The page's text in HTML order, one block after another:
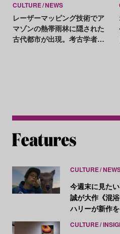
CULTURE NEWS
レーザーマッピング技術でア
マゾンの熱帯雨林に隠された
古代都市が出現。考古学者を
CULTURE
今週末に見た
誠が大作《混
ハリーが新作
CULTURE